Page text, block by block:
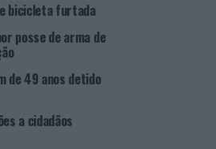
entregue ao seu
para estarem presentes no
de Ponta Delgada.
por factos ilícitos, com
e enviado para o Tribunal
após a devida apreciação
Tribunal, o menor foi
bicicleta furtada
posse de arma de
de 49 anos detido
a cidadãos